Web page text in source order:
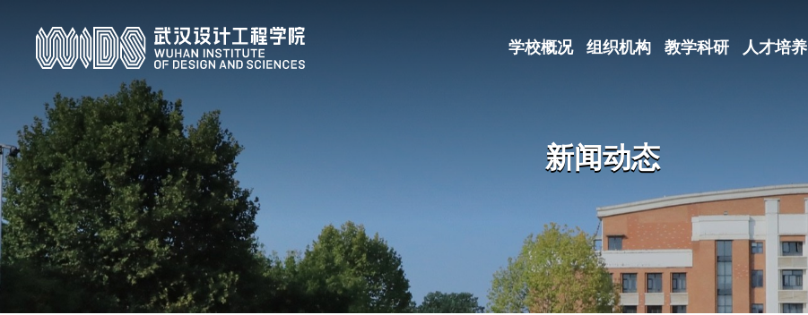
学校概况 组织机构 教学科研 人才培养
新闻动态